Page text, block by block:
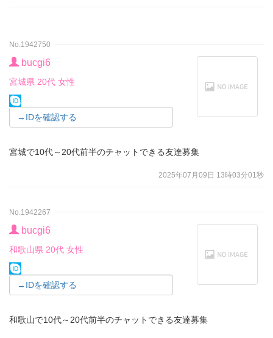
No.1942750
bucgi6
宮城県 20代 女性
→IDを確認する
宮城で10代～20代前半のチャットできる友達募集
2025年07月09日 13時03分01秒
No.1942267
bucgi6
和歌山県 20代 女性
→IDを確認する
和歌山で10代～20代前半のチャットできる友達募集